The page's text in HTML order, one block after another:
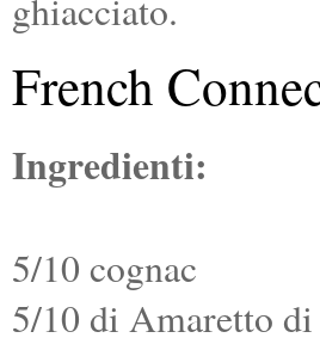
ghiacciato.
French
Ingredienti:
5/10 cognac
5/10 di Amaretto